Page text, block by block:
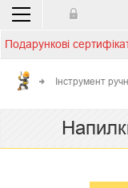
Подарункові
Інструмент